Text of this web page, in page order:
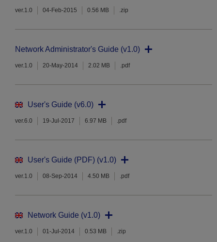
ver.1.0 04-Feb-2015 0.56 MB .zip
Network Administrator's Guide (v1.0)
ver.1.0 20-May-2014 2.02 MB .pdf
User's Guide (v6.0)
ver.6.0 19-Jul-2017 6.97 MB .pdf
User's Guide (PDF) (v1.0)
ver.1.0 08-Sep-2014 4.50 MB .pdf
Network Guide (v1.0)
ver.1.0 01-Jul-2014 0.53 MB .zip